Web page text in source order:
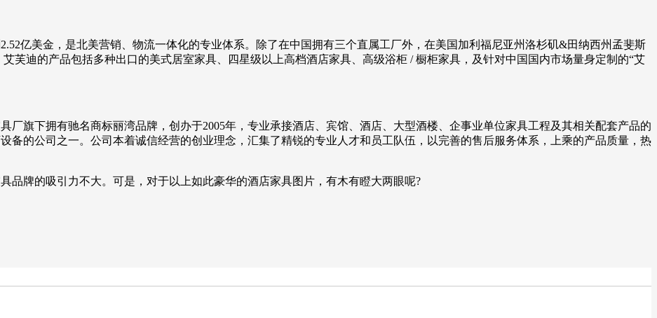
亿美金，是北美营销、物流一体化的专业体系。除了在中国拥有三个直属工厂外，在美国加利福尼亚州洛杉矶&田纳西州孟斐斯
芙迪的产品包括多种出口的美式居室家具、四星级以上高档酒店家具、高级浴柜 / 橱柜家具，及针对中国国内市场量身定制的“艾
厂旗下拥有驰名商标丽湾品牌，创办于2005年，专业承接酒店、宾馆、酒店、大型酒楼、企事业单位家具工程及其相关配套产品的
备的公司之一。公司本着诚信经营的创业理念，汇集了精锐的专业人才和员工队伍，以完善的售后服务体系，上乘的产品质量，热
品牌的吸引力不大。可是，对于以上如此豪华的酒店家具图片，有木有瞪大两眼呢?